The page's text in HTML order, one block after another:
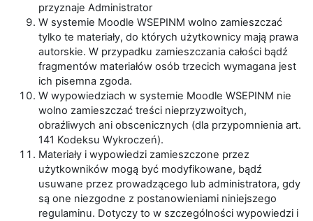
przyznaje Administrator
W systemie Moodle WSEPINM wolno zamieszczać
tylko te materiały, do których użytkownicy mają prawa
autorskie. W przypadku zamieszczania całości bądź
fragmentów materiałów osób trzecich wymagana jest
ich pisemna zgoda.
W wypowiedziach w systemie Moodle WSEPINM nie
wolno zamieszczać treści nieprzyzwoitych,
obraźliwych ani obscenicznych (dla przypomnienia art.
141 Kodeksu Wykroczeń).
Materiały i wypowiedzi zamieszczone przez
użytkowników mogą być modyfikowane, bądź
usuwane przez prowadzącego lub administratora, gdy
są one niezgodne z postanowieniami niniejszego
regulaminu. Dotyczy to w szczególności wypowiedzi i